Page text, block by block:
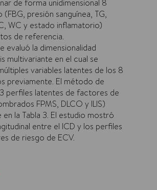
de forma unidimensional 8
presión sanguínea, TG,
WC y estado inflamatorio)
de referencia.
evaluó la dimensionalidad
multivariante en el cual se
variables latentes de los 8
previamente. El método de
perfiles latentes de factores de
FPMS, DLCO y ILIS)
la Tabla 3. El estudio mostró
entre el ICD y los perfiles
de riesgo de ECV.